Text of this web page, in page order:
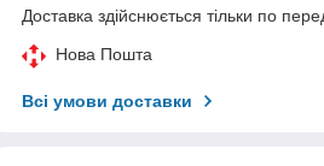
Доставка здійснюється тільки по
Нова Пошта
Всі умови доставки